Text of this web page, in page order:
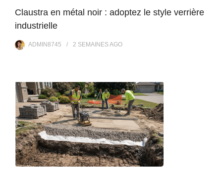
Claustra en métal noir : adoptez le style verrière
industrielle
ADMIN8745 2 SEMAINESAGO